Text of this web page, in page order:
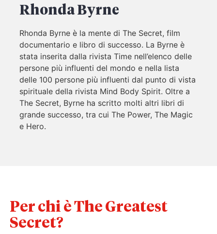
Rhonda Byrne
Rhonda Byrne è la mente di The Secret, film
documentario e libro di successo. La Byrne è
stata inserita dalla rivista Time nell’elenco delle
persone più influenti del mondo e nella lista
delle 100 persone più influenti dal punto di vista
spirituale della rivista Mind Body Spirit. Oltre a
The Secret, Byrne ha scritto molti altri libri di
grande successo, tra cui The Power, The Magic
e Hero.
Per chi è The Greatest
Secret?